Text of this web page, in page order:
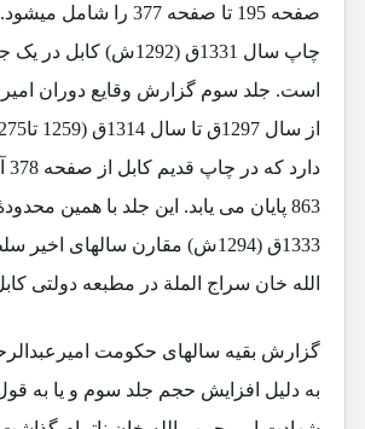
صفحه 195 تا صفحه 377 را
چاپ سال 1331ق (1292ش)
است. جلد سوم گزارش وقایع دوران
863 پایان می یابد. این جلد با همین
1333ق (1294ش) مقارن سالهای
الله خان سراج الملة در مطبعه دولتی
گزارش بقیه سالهای حکومت
به دلیل افزایش حجم جلد سوم و یا به